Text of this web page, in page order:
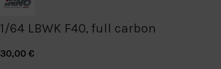
1/64 LBWK F40, full carbon
30,00 €